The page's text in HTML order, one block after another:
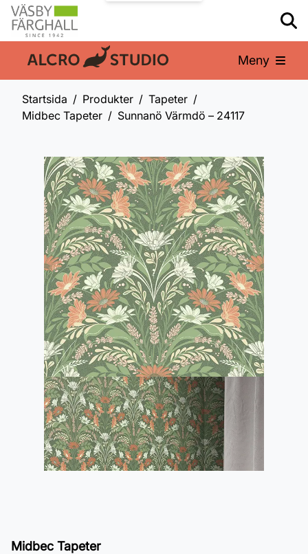
En del av: Meny
Startsida Produkter
Tapeter
Midbec Tapeter
Sunnanö Värmdö – 24117
Midbec Tapeter